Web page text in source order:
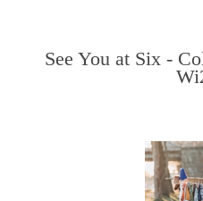
See You at Six -